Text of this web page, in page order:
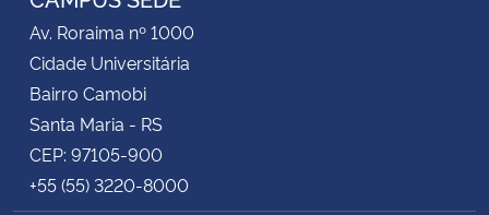
Av. Roraima nº 1000
Cidade Universitária
Bairro Camobi
Santa Maria - RS
CEP: 97105-900
+55 (55) 3220-8000